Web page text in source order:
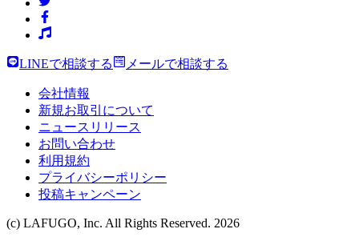
LINEで相談する メールで相談する
会社情報
新規お取引について
ニュースリリース
お問い合わせ
利用規約
プライバシーポリシー
投稿キャンペーン
(c) LAFUGO, Inc. All Rights Reserved. 2026